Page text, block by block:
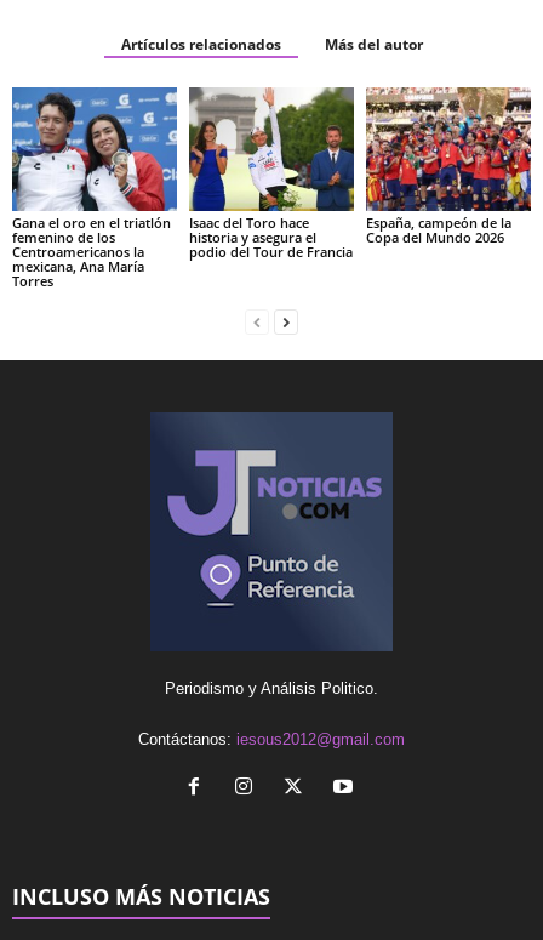
Artículos relacionados Más del autor
Gana el oro en el triatlón
femenino de los
Centroamericanos la
mexicana, Ana María
Torres
Isaac del Toro hace
historia y asegura el
podio del Tour de Francia
España, campeón de la
Copa del Mundo 2026
Periodismo y Análisis Politico.
Contáctanos: iesous2012@gmail.com
INCLUSO MÁS NOTICIAS